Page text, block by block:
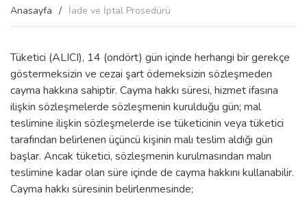
Anasayfa İade ve İptal Prosedürü
Tüketici (ALICI), 14 (ondört) gün içinde herhangi bir gerekçe
göstermeksizin ve cezai şart ödemeksizin sözleşmeden
cayma hakkına sahiptir. Cayma hakkı süresi, hizmet ifasına
ilişkin sözleşmelerde sözleşmenin kurulduğu gün; mal
teslimine ilişkin sözleşmelerde ise tüketicinin veya tüketici
tarafından belirlenen üçüncü kişinin malı teslim aldığı gün
başlar. Ancak tüketici, sözleşmenin kurulmasından malın
teslimine kadar olan süre içinde de cayma hakkını kullanabilir.
Cayma hakkı süresinin belirlenmesinde;